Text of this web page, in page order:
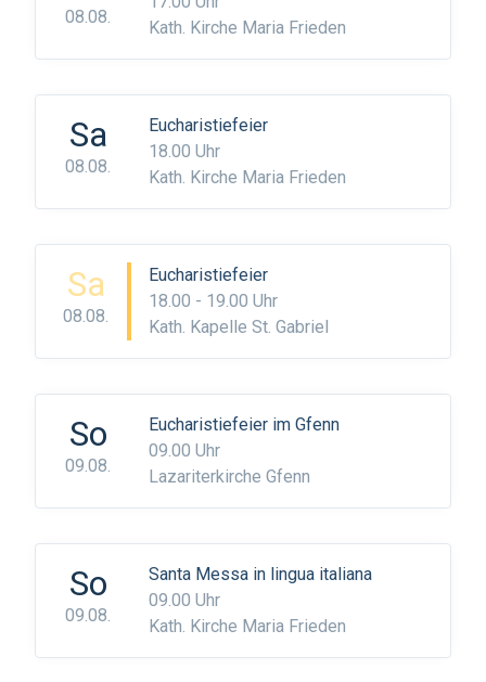
08.08.
Kath. Kirche Maria Frieden
Sa
08.08.
Eucharistiefeier
18.00 Uhr
Kath. Kirche Maria Frieden
Sa
08.08.
Eucharistiefeier
18.00 - 19.00 Uhr
Kath. Kapelle St. Gabriel
So
09.08.
Eucharistiefeier im Gfenn
09.00 Uhr
Lazariterkirche Gfenn
So
09.08.
Santa Messa in lingua italiana
09.00 Uhr
Kath. Kirche Maria Frieden